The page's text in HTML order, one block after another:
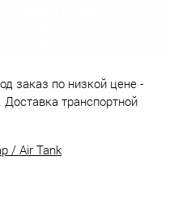
заказ по низкой цене -
транспортной
/ Air Tank